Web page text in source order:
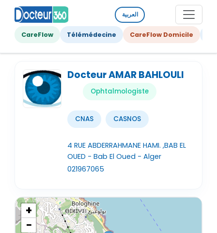
العربية
CareFlow Télémédecine CareFlow Domicile
Docteur AMAR BAHLOULI
Ophtalmologiste
CNAS CASNOS
4 RUE ABDERRAHMANE HAMI. ,BAB EL
OUED - Bab El Oued - Alger
021967065
+
−